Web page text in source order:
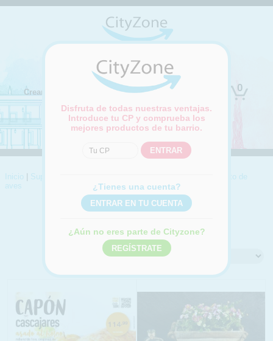
(Cambiar ubicación)
Crear cuenta Iniciar sesión 0
Disfruta de todas nuestras ventajas.
Introduce tu CP y comprueba los
mejores productos de tu barrio.
¿Tienes una cuenta?
¿Aún no eres parte de Cityzone?
Inicio Supermercado
Resto de
aves
Compra online codornices, perdices, pichones